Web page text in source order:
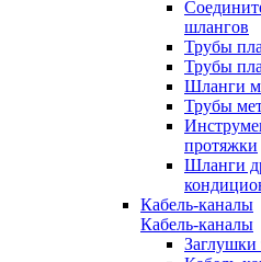
шлангов
Трубы
Трубы
Шланги
Трубы
протяжки
Шланги
Кабель-каналы
Кабель-каналы
Заглушки